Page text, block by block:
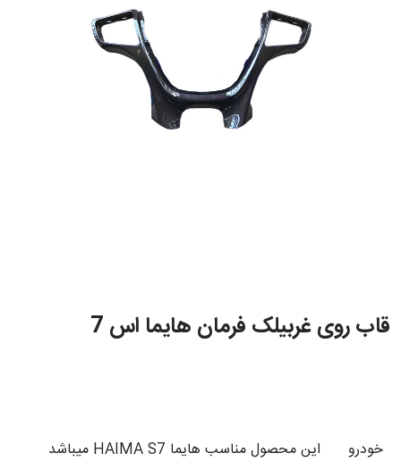
قاب روی غربیلک فرمان هایما اس 7
خودرو
این محصول مناسب هایما HAIMA S7 میباشد